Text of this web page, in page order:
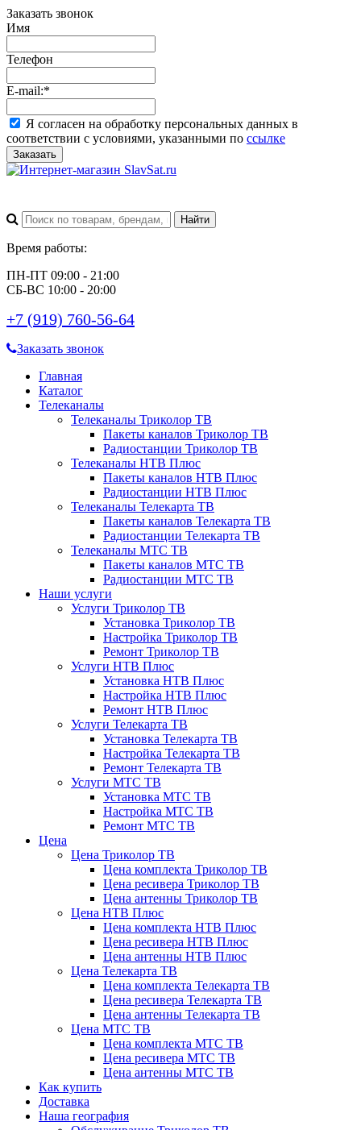
Заказать звонок
Имя
Телефон
E-mail:*
Я согласен на обработку персональных данных в
соответствии с условиями, указанными по ссылке
Заказать
Время работы:
ПН-ПТ 09:00 - 21:00
СБ-ВС 10:00 - 20:00
+7 (919) 760-56-64
Заказать звонок
Главная
Каталог
Телеканалы
Телеканалы Триколор ТВ
Пакеты каналов Триколор ТВ
Радиостанции Триколор ТВ
Телеканалы НТВ Плюс
Пакеты каналов НТВ Плюс
Радиостанции НТВ Плюс
Телеканалы Телекарта ТВ
Пакеты каналов Телекарта ТВ
Радиостанции Телекарта ТВ
Телеканалы МТС ТВ
Пакеты каналов МТС ТВ
Радиостанции МТС ТВ
Наши услуги
Услуги Триколор ТВ
Установка Триколор ТВ
Настройка Триколор ТВ
Ремонт Триколор ТВ
Услуги НТВ Плюс
Установка НТВ Плюс
Настройка НТВ Плюс
Ремонт НТВ Плюс
Услуги Телекарта ТВ
Установка Телекарта ТВ
Настройка Телекарта ТВ
Ремонт Телекарта ТВ
Услуги МТС ТВ
Установка МТС ТВ
Настройка МТС ТВ
Ремонт МТС ТВ
Цена
Цена Триколор ТВ
Цена комплекта Триколор ТВ
Цена ресивера Триколор ТВ
Цена антенны Триколор ТВ
Цена НТВ Плюс
Цена комплекта НТВ Плюс
Цена ресивера НТВ Плюс
Цена антенны НТВ Плюс
Цена Телекарта ТВ
Цена комплекта Телекарта ТВ
Цена ресивера Телекарта ТВ
Цена антенны Телекарта ТВ
Цена МТС ТВ
Цена комплекта МТС ТВ
Цена ресивера МТС ТВ
Цена антенны МТС ТВ
Как купить
Доставка
Наша география